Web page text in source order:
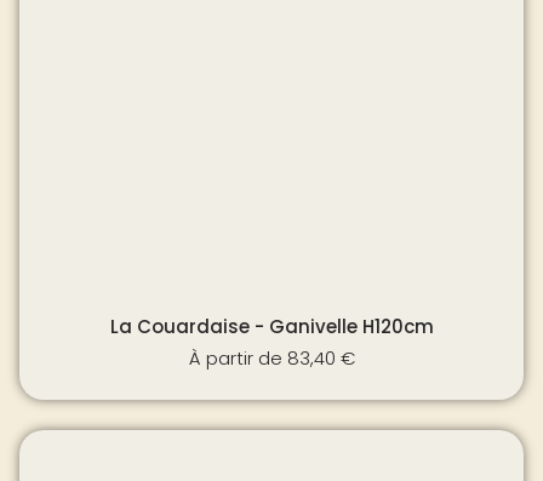
La Couardaise - Ganivelle H120cm
À partir de 83,40 €